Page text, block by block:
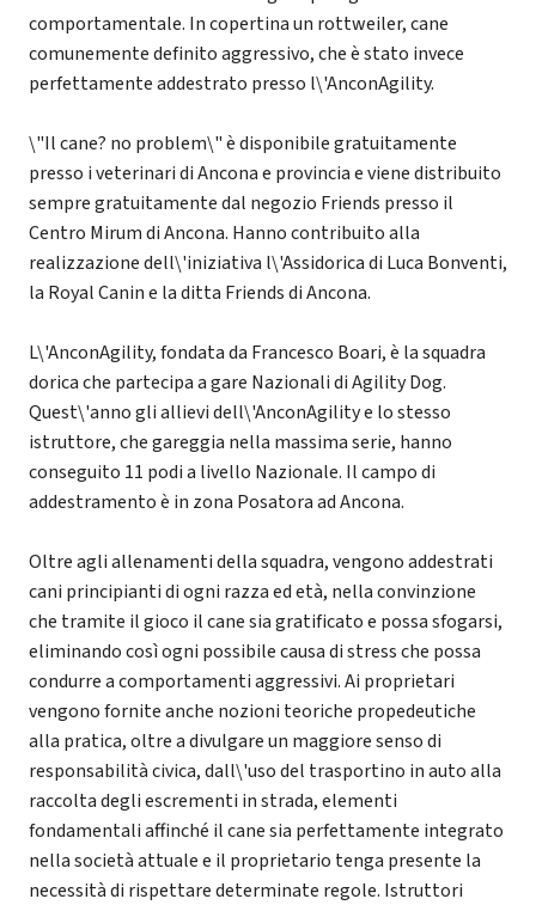
comportamentale. In copertina un rottweiler, cane
comunemente definito aggressivo, che è stato invece
perfettamente addestrato presso l\'AnconAgility.
\"Il cane? no problem\" è disponibile gratuitamente
presso i veterinari di Ancona e provincia e viene distribuito
sempre gratuitamente dal negozio Friends presso il
Centro Mirum di Ancona. Hanno contribuito alla
realizzazione dell\'iniziativa l\'Assidorica di Luca Bonventi,
la Royal Canin e la ditta Friends di Ancona.
L\'AnconAgility, fondata da Francesco Boari, è la squadra
dorica che partecipa a gare Nazionali di Agility Dog.
Quest\'anno gli allievi dell\'AnconAgility e lo stesso
istruttore, che gareggia nella massima serie, hanno
conseguito 11 podi a livello Nazionale. Il campo di
addestramento è in zona Posatora ad Ancona.
Oltre agli allenamenti della squadra, vengono addestrati
cani principianti di ogni razza ed età, nella convinzione
che tramite il gioco il cane sia gratificato e possa sfogarsi,
eliminando così ogni possibile causa di stress che possa
condurre a comportamenti aggressivi. Ai proprietari
vengono fornite anche nozioni teoriche propedeutiche
alla pratica, oltre a divulgare un maggiore senso di
responsabilità civica, dall\'uso del trasportino in auto alla
raccolta degli escrementi in strada, elementi
fondamentali affinché il cane sia perfettamente integrato
nella società attuale e il proprietario tenga presente la
necessità di rispettare determinate regole. Istruttori